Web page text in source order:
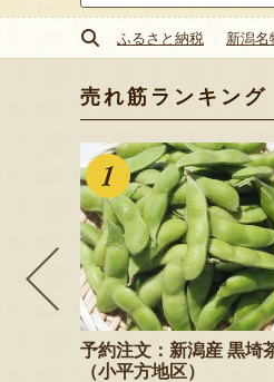
索:
ふるさと納税 新潟名
売れ筋ランキング
予約注文：新潟産 黒埼
（小平方地区）